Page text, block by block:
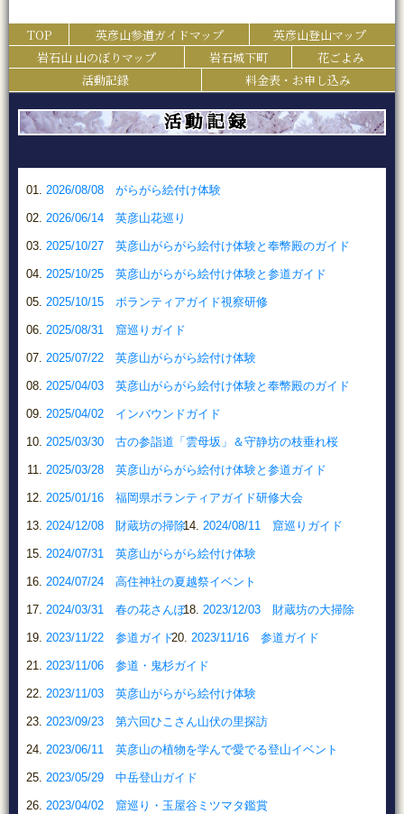
TOP 英彦山参道ガイドマップ
英彦山登山マップ
岩石山 山のぼりマップ
岩石城下町
花ごよみ
活動記録
料金表・お申し込み
活動記録
2026/08/08 がらがら絵付け体験
2026/06/14 英彦山花巡り
2025/10/27 英彦山がらがら絵付け体験と奉幣殿のガイド
2025/10/25 英彦山がらがら絵付け体験と参道ガイド
2025/10/15 ボランティアガイド視察研修
2025/08/31 窟巡りガイド
2025/07/22 英彦山がらがら絵付け体験
2025/04/03 英彦山がらがら絵付け体験と奉幣殿のガイド
2025/04/02 インバウンドガイド
2025/03/30 古の参詣道「雲母坂」＆守静坊の枝垂れ桜
2025/03/28 英彦山がらがら絵付け体験と参道ガイド
2025/01/16 福岡県ボランティアガイド研修大会
2024/12/08 財蔵坊の掃除 2024/08/11 窟巡りガイド
2024/07/31 英彦山がらがら絵付け体験
2024/07/24 高住神社の夏越祭イベント
2024/03/31 春の花さんぽ 2023/12/03 財蔵坊の大掃除
2023/11/22 参道ガイド 2023/11/16 参道ガイド
2023/11/06 参道・鬼杉ガイド
2023/11/03 英彦山がらがら絵付け体験
2023/09/23 第六回ひこさん山伏の里探訪
2023/06/11 英彦山の植物を学んで愛でる登山イベント
2023/05/29 中岳登山ガイド
2023/04/02 窟巡り・玉屋谷ミツマタ鑑賞